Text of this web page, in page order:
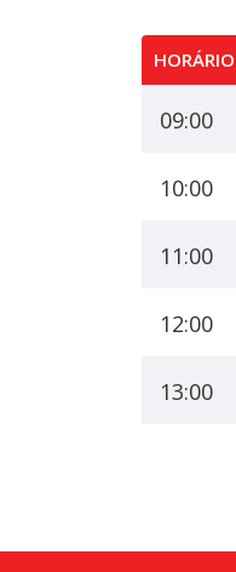
HORÁRIO
09:00
10:00
11:00
12:00
13:00